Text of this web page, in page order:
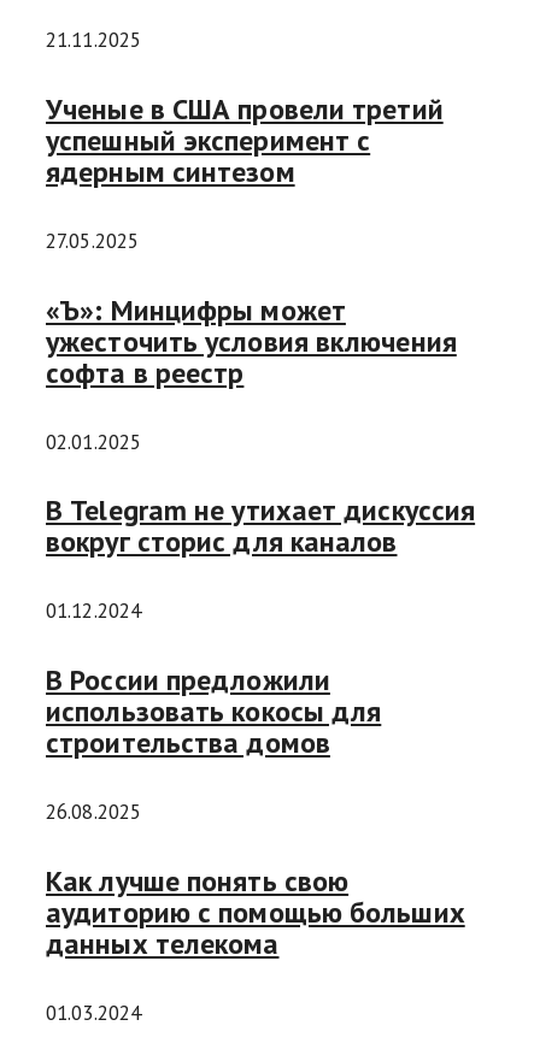
21.11.2025
Ученые в США провели третий
успешный эксперимент с
ядерным синтезом
27.05.2025
«Ъ»: Минцифры может
ужесточить условия включения
софта в реестр
02.01.2025
В Telegram не утихает дискуссия
вокруг сторис для каналов
01.12.2024
В России предложили
использовать кокосы для
строительства домов
26.08.2025
Как лучше понять свою
аудиторию с помощью больших
данных телекома
01.03.2024